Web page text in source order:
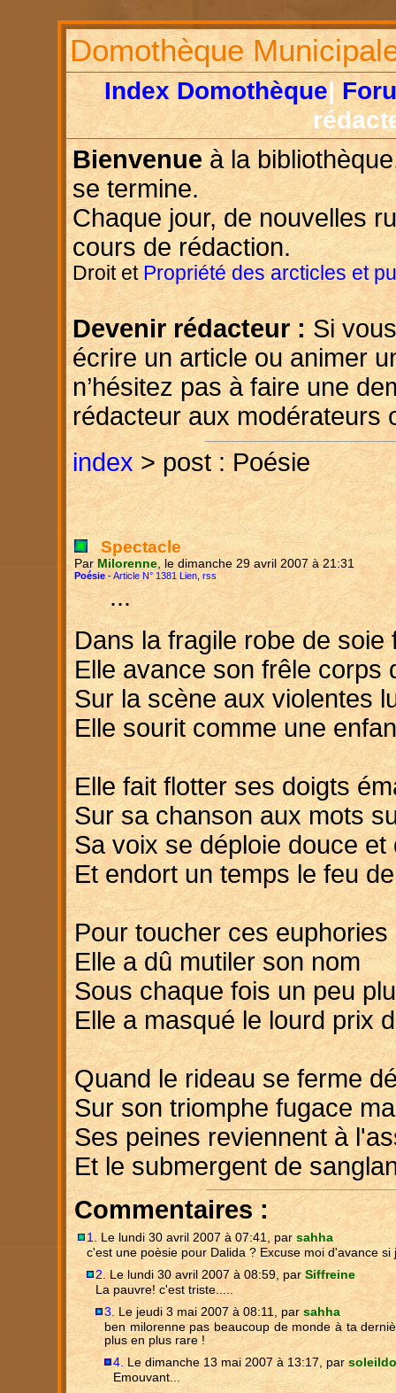
Domothèque
Index Domothèque|
Bienvenue à la
se termine.
Chaque jour, de nouvelles
cours de rédaction.
Droit et Propriété des arcticles et
Devenir rédacteur : Si
écrire un article ou animer
n’hésitez pas à faire une
rédacteur aux modérateurs
index > post : Poésie
Spectacle
Par Milorenne , le dimanche 29 avril 2007 à 21:31
Poésie -Article N° 1381 Lien rss
...
Dans la fragile robe de soie
Elle avance son frêle corps
Sur la scène aux violentes
Elle sourit comme une
Elle fait flotter ses doigts
Sur sa chanson aux mots
Sa voix se déploie douce et
Et endort un temps le feu
Pour toucher ces euphories
Elle a dû mutiler son nom
Sous chaque fois un peu
Elle a masqué le lourd prix
Quand le rideau se ferme
Sur son triomphe fugace
Ses peines reviennent à
Et le submergent de
Commentaires :
1. Le lundi 30 avril 2007 à 07:41, par sahha
c'est une poèsie pour Dalida ? Excuse moi d'avance si
2. Le lundi 30 avril 2007 à 08:59, par Siffreine
La pauvre! c'est triste.....
3. Le jeudi 3 mai 2007 à 08:11, par sahha
ben milorenne pas beaucoup de monde à ta
plus en plus rare !
4. Le dimanche 13 mai 2007 à 13:17, par
Emouvant...